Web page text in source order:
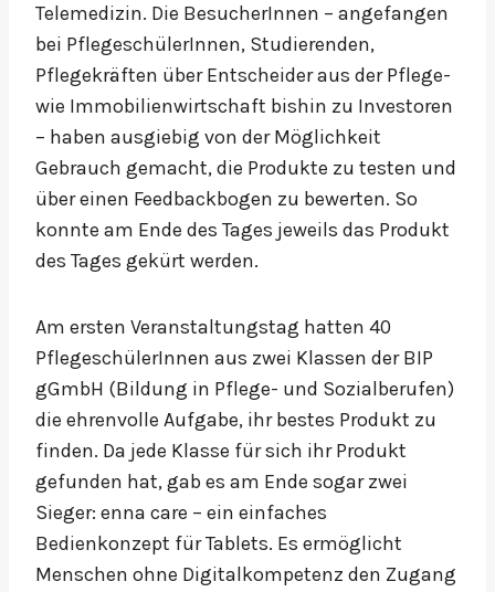
Telemedizin. Die BesucherInnen – angefangen
bei PflegeschülerInnen, Studierenden,
Pflegekräften über Entscheider aus der Pflege-
wie Immobilienwirtschaft bishin zu Investoren
– haben ausgiebig von der Möglichkeit
Gebrauch gemacht, die Produkte zu testen und
über einen Feedbackbogen zu bewerten. So
konnte am Ende des Tages jeweils das Produkt
des Tages gekürt werden.
Am ersten Veranstaltungstag hatten 40
PflegeschülerInnen aus zwei Klassen der BIP
gGmbH (Bildung in Pflege- und Sozialberufen)
die ehrenvolle Aufgabe, ihr bestes Produkt zu
finden. Da jede Klasse für sich ihr Produkt
gefunden hat, gab es am Ende sogar zwei
Sieger: enna care – ein einfaches
Bedienkonzept für Tablets. Es ermöglicht
Menschen ohne Digitalkompetenz den Zugang